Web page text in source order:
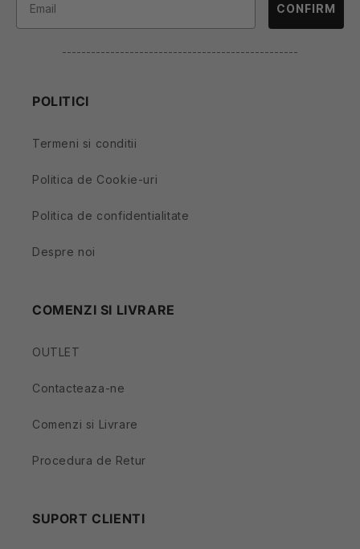
CONFIRM
-------------------------------------------------
POLITICI
Termeni si conditii
Politica de Cookie-uri
Politica de confidentialitate
Despre noi
COMENZI SI LIVRARE
OUTLET
Contacteaza-ne
Comenzi si Livrare
Procedura de Retur
SUPORT CLIENTI